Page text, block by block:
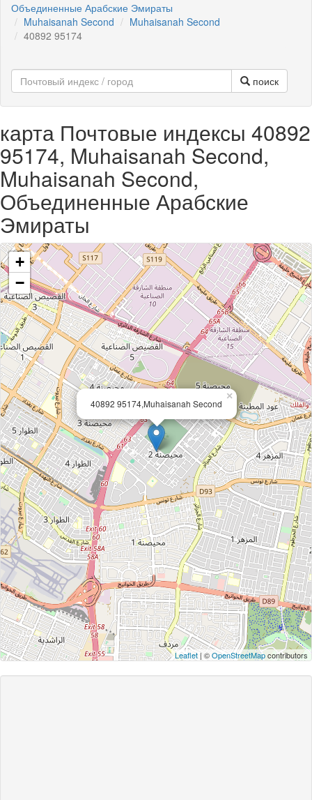
Объединенные Арабские Эмираты
Muhaisanah Second
Muhaisanah Second
40892 95174
поиск
карта Почтовые индексы 40892
95174, Muhaisanah Second,
Muhaisanah Second,
Объединенные Арабские
Эмираты
40892 95174,Muhaisanah Second
×
+
−
Leaflet | ©OpenStreetMapcontributors